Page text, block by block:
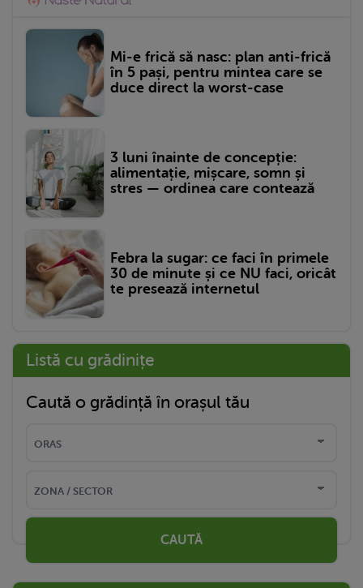
Mi-e frică să nasc: plan anti-frică
în 5 pași, pentru mintea care se
duce direct la worst-case
3 luni înainte de concepție:
alimentație, mișcare, somn și
stres — ordinea care contează
Febra la sugar: ce faci în primele
30 de minute și ce NU faci, oricât
te presează internetul
Listă cu grădinițe
Caută o grădință în orașul tău
CAUTĂ